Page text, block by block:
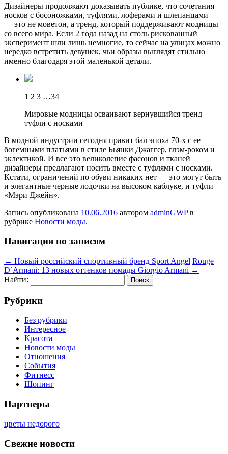
Дизaйнeры продолжают доказывать публике, что сочетания
носков с босоножками, туфлями, лоферами и шлепанцами
— это не моветон, а тренд, который поддерживают модницы
со всего мира. Если 2 года назад на столь рискованный
эксперимент шли лишь немногие, то сейчас на улицах можно
нередко встретить девушек, чьи образы выглядят стильно
именно благодаря этой маленькой детали.
1 2 3 …34
Мировые модницы осваивают вернувшийся тренд —
туфли с носками
В модной индустрии сегодня правит бал эпоха 70-х с ее
богемными платьями в стиле Бьянки Джаггер, глэм-роком и
эклектикой. И все это великолепие фасонов и тканей
дизайнеры предлагают носить вместе с туфлями с носками.
Кстати, ограничений по обуви никаких нет — это могут быть
и элегантные черные лодочки на высоком каблуке, и туфли
«Мэри Джейн».
Запись опубликована 10.06.2016 автором adminGWPв
рубрике Новости моды.
Навигация по записям
← Новый российский спортивный бренд Sport Angel Rouge
D`Armani: 13 новых оттенков помады Giorgio Armani →
Найти:
Рубрики
Без рубрики
Интересное
Красота
Новости моды
Отношения
События
Фитнесс
Шопинг
Партнеры
цветы недорого
Свежие новости